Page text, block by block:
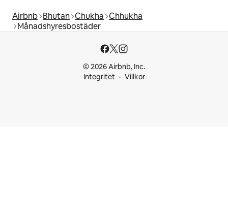
Airbnb Bhutan Chukha Chhukha
Månadshyresbostäder
© 2026 Airbnb, Inc.
Integritet
Villkor